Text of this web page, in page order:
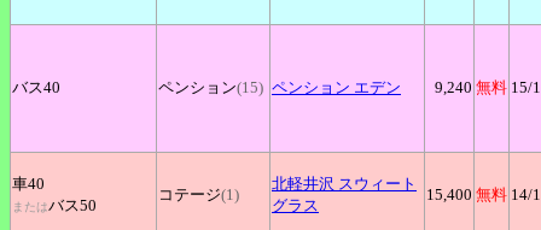
バス40 ペンション(15) ペンション エデン 9,240 無料 15/
車40
またはバス50
コテージ(1)
北軽井沢 スウィート
グラス
15,400 無料 14/